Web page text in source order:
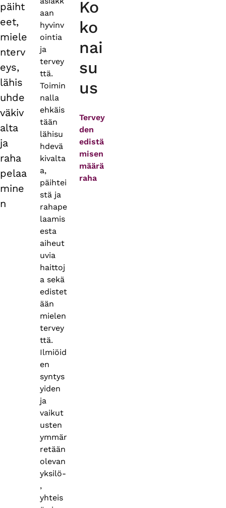
päiht
eet,
miele
nterv
eys,
lähis
uhde
väkiv
alta
ja
raha
pelaa
mine
n
aan
hyvinv
ointia
ja
tervey
ttä.
Toimin
nalla
ehkäis
tään
lähisu
hdevä
kivalta
a,
päihtei
stä ja
rahape
laamis
esta
aiheut
uvia
haittoj
a sekä
edistet
ään
mielen
tervey
ttä.
Ilmiöid
en
syntys
yiden
ja
vaikut
usten
ymmär
retään
olevan
yksilö-
,
yhteis
Ko
ko
nai
su
us
Tervey
den
edistä
misen
määrä
raha